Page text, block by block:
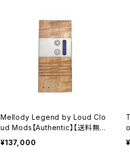
Mellody Legend by Loud Clo
ud Mods【Authentic】【送料無
料】【DNA60 Evolv Escribe CHI
P SET】【1 x 18350】【VAPE 電子
¥137,000